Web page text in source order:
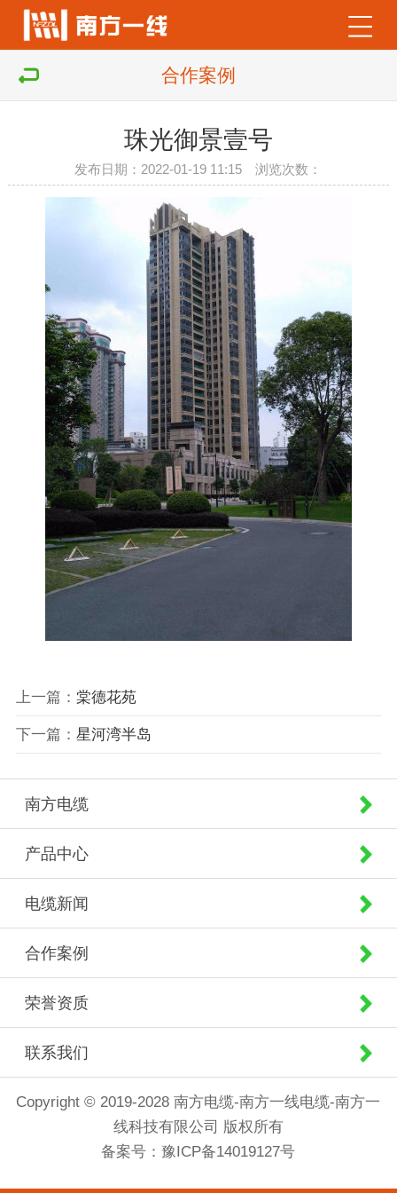
合作案例
珠光御景壹号
发布日期：2022-01-19 11:15 浏览次数：
上一篇： 棠德花苑
下一篇： 星河湾半岛
南方电缆
产品中心
电缆新闻
合作案例
荣誉资质
联系我们
Copyright © 2019-2028 南方电缆-南方一线电缆-南方一
线科技有限公司 版权所有
备案号：豫ICP备14019127号